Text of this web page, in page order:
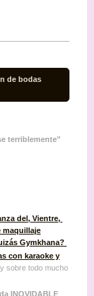
de bodas
terriblemente"
del, Vientre,
maquillaje
Gymkhana?
con karaoke y
y sobre todo mucho
INOVIDABLE